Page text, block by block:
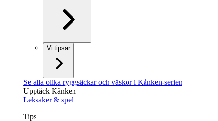
Vi tipsar
Se alla olika ryggsäckar och väskor i Kånken-serien
Upptäck Kånken
Leksaker & spel
Tips